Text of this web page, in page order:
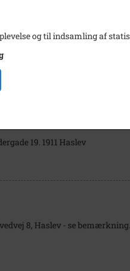
for Seminariet.
19. 1911 Haslev
8, Haslev - se bemærkning.
og til indsamling af